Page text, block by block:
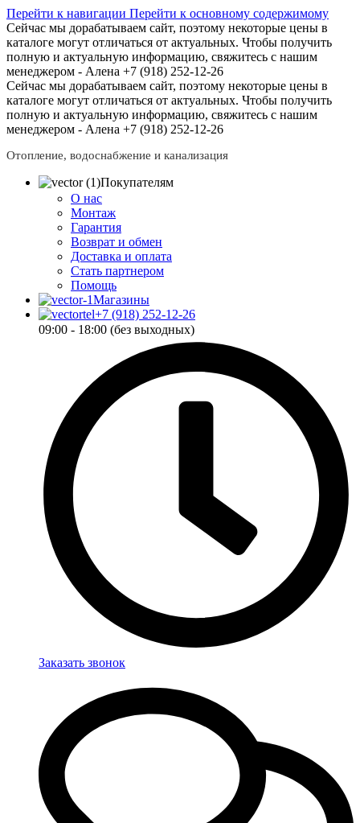
Перейти к навигации Перейти к основному содержимому
Сейчас мы дорабатываем сайт, поэтому некоторые цены в
каталоге могут отличаться от актуальных. Чтобы получить
полную и актуальную информацию, свяжитесь с нашим
менеджером - Алена +7 (918) 252-12-26
Сейчас мы дорабатываем сайт, поэтому некоторые цены в
каталоге могут отличаться от актуальных. Чтобы получить
полную и актуальную информацию, свяжитесь с нашим
менеджером - Алена +7 (918) 252-12-26
Отопление, водоснабжение и канализация
Покупателям
О нас
Монтаж
Гарантия
Возврат и обмен
Доставка и оплата
Стать партнером
Помощь
Магазины
+7 (918) 252-12-26
09:00 - 18:00 (без выходных)
Заказать звонок